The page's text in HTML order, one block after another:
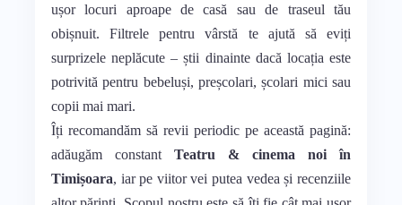
ușor locuri aproape de casă sau de traseul tău
obișnuit. Filtrele pentru vârstă te ajută să eviți
surprizele neplăcute – știi dinainte dacă locația este
potrivită pentru bebeluși, preșcolari, școlari mici sau
copii mai mari.
Îți recomandăm să revii periodic pe această pagină:
adăugăm constant Teatru & cinema noi în
Timișoara, iar pe viitor vei putea vedea și recenziile